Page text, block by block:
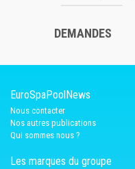
DEMANDES
EuroSpaPoolNews
Nous contacter
Nos autres publications
Qui sommes nous ?
Les marques du groupe